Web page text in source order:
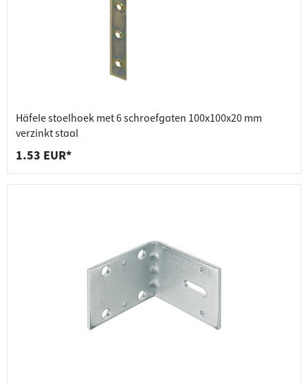
Häfele stoelhoek met 6 schroefgaten 100x100x20 mm
verzinkt staal
1.53 EUR*